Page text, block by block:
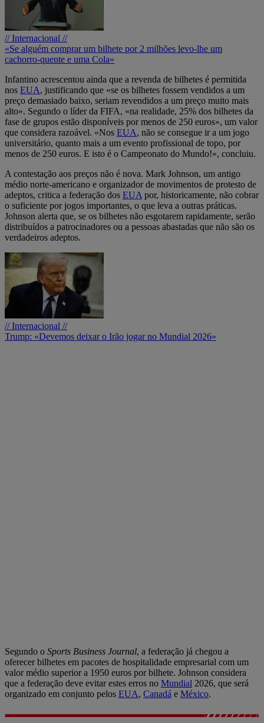
// Internacional //
«Se alguém comprar um bilhete por 2 milhões levo-lhe um
cachorro-quente e uma Cola»
Infantino acrescentou ainda que a revenda de bilhetes é permitida
nos EUA, justificando que «se os bilhetes fossem vendidos a um
preço demasiado baixo, seriam revendidos a um preço muito mais
alto». Segundo o líder da FIFA, «na realidade, 25% dos bilhetes da
fase de grupos estão disponíveis por menos de 250 euros», um valor
que considera razoável. «Nos EUA, não se consegue ir a um jogo
universitário, quanto mais a um evento profissional de topo, por
menos de 250 euros. E isto é o Campeonato do Mundo!», concluiu.
A contestação aos preços não é nova. Mark Johnson, um antigo
médio norte-americano e organizador de movimentos de protesto de
adeptos, critica a federação dos EUA por, historicamente, não cobrar
o suficiente por jogos importantes, o que leva a outras práticas.
Johnson alerta que, se os bilhetes não esgotarem rapidamente, serão
distribuídos a patrocinadores ou a pessoas abastadas que não são os
verdadeiros adeptos.
// Internacional //
Trump: «Devemos deixar o Irão jogar no Mundial 2026»
Segundo o Sports Business Journal, a federação já chegou a
oferecer bilhetes em pacotes de hospitalidade empresarial com um
valor médio superior a 1950 euros por bilhete. Johnson considera
que a federação deve evitar estes erros no Mundial 2026, que será
organizado em conjunto pelos EUA, Canadá e México.